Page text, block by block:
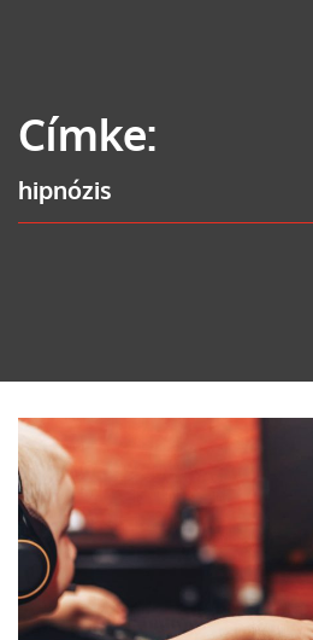
Címke:
hipnózis